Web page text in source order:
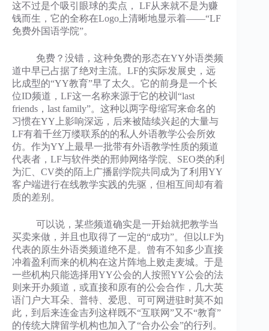
这不过是个吸引眼球的卖点， LF从来就不是为赚
钱而生，它的全称在Logo上清晰地显示着——“LF
免费外国语学院”。
免费？没错，这种免费的形态在YY外语类频
道中早已占据了绝对主流。LF的实际发展史，远
比成型的“YY教育”早了太久。它的前身是一个长
位ID频道，LF这一名称来源于它的校训“last
friends，last family”。这种以两字母缩写来命名的
习惯在YY上影响深远，后来被陆续兴起的大量与
LF有着千丝万缕联系的的私人外语教学公会所效
仿。作为YY上最早一批带有外语教学性质的频道
代表者，LF与软件类的邢帅网络学院、SEO类的利
为汇、CV类的陌上广播剧学院共同成为了利用YY
客户端进行在线教学实践的先驱，但相互间却有着
质的差别。
可以说，某些频道确实是一开始就把教学当
买卖来做，并且也取得了一定的“成功”。但以LF为
代表的原生外语类频道绝不是。曾有不知多少直接
冲着盈利而来的机构在这片阵地上败走麦城。于是
一些机构只能选择用YY公会的人按照YY公会的法
则来开办频道，或直接和原有的公会合作，几大英
语门户大耳朵、普特、爱思、可可网进驻时莫不如
此，到后来连金吉列这样既不“互联网”又不“教育”
的传统大牌留学机构也加入了“合办公会”的行列。